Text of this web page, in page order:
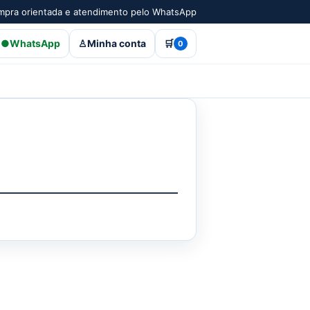
orientada e atendimento pelo WhatsApp
●WhatsApp ♙Minha conta 🛒 0